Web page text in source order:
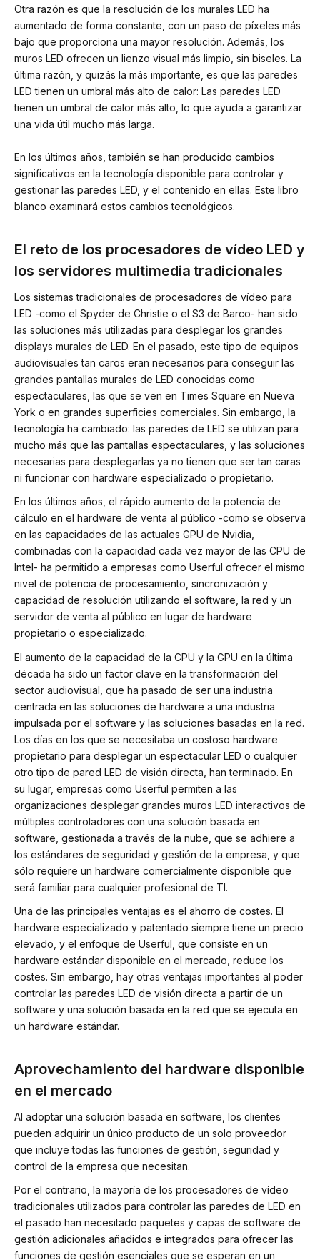
Otra razón es que la resolución de los murales LED ha
aumentado de forma constante, con un paso de píxeles más
bajo que proporciona una mayor resolución. Además, los
muros LED ofrecen un lienzo visual más limpio, sin biseles. La
última razón, y quizás la más importante, es que las paredes
LED tienen un umbral más alto de calor: Las paredes LED
tienen un umbral de calor más alto, lo que ayuda a garantizar
una vida útil mucho más larga.
En los últimos años, también se han producido cambios
significativos en la tecnología disponible para controlar y
gestionar las paredes LED, y el contenido en ellas. Este libro
blanco examinará estos cambios tecnológicos.
El reto de los procesadores de vídeo LED y
los servidores multimedia tradicionales
Los sistemas tradicionales de procesadores de vídeo para
LED -como el Spyder de Christie o el S3 de Barco- han sido
las soluciones más utilizadas para desplegar los grandes
displays murales de LED. En el pasado, este tipo de equipos
audiovisuales tan caros eran necesarios para conseguir las
grandes pantallas murales de LED conocidas como
espectaculares, las que se ven en Times Square en Nueva
York o en grandes superficies comerciales. Sin embargo, la
tecnología ha cambiado: las paredes de LED se utilizan para
mucho más que las pantallas espectaculares, y las soluciones
necesarias para desplegarlas ya no tienen que ser tan caras
ni funcionar con hardware especializado o propietario.
En los últimos años, el rápido aumento de la potencia de
cálculo en el hardware de venta al público -como se observa
en las capacidades de las actuales GPU de Nvidia,
combinadas con la capacidad cada vez mayor de las CPU de
Intel- ha permitido a empresas como Userful ofrecer el mismo
nivel de potencia de procesamiento, sincronización y
capacidad de resolución utilizando el software, la red y un
servidor de venta al público en lugar de hardware
propietario o especializado.
El aumento de la capacidad de la CPU y la GPU en la última
década ha sido un factor clave en la transformación del
sector audiovisual, que ha pasado de ser una industria
centrada en las soluciones de hardware a una industria
impulsada por el software y las soluciones basadas en la red.
Los días en los que se necesitaba un costoso hardware
propietario para desplegar un espectacular LED o cualquier
otro tipo de pared LED de visión directa, han terminado. En
su lugar, empresas como Userful permiten a las
organizaciones desplegar grandes muros LED interactivos de
múltiples controladores con una solución basada en
software, gestionada a través de la nube, que se adhiere a
los estándares de seguridad y gestión de la empresa, y que
sólo requiere un hardware comercialmente disponible que
será familiar para cualquier profesional de TI.
Una de las principales ventajas es el ahorro de costes. El
hardware especializado y patentado siempre tiene un precio
elevado, y el enfoque de Userful, que consiste en un
hardware estándar disponible en el mercado, reduce los
costes. Sin embargo, hay otras ventajas importantes al poder
controlar las paredes LED de visión directa a partir de un
software y una solución basada en la red que se ejecuta en
un hardware estándar.
Aprovechamiento del hardware disponible
en el mercado
Al adoptar una solución basada en software, los clientes
pueden adquirir un único producto de un solo proveedor
que incluye todas las funciones de gestión, seguridad y
control de la empresa que necesitan.
Por el contrario, la mayoría de los procesadores de vídeo
tradicionales utilizados para controlar las paredes de LED en
el pasado han necesitado paquetes y capas de software de
gestión adicionales añadidos e integrados para ofrecer las
funciones de gestión esenciales que se esperan en un